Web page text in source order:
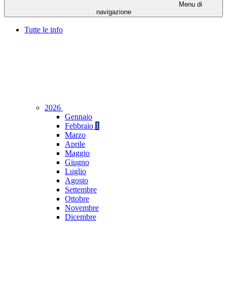
Menu di
navigazione
Tutte le info
2026
Gennaio
Febbraio 1
Marzo
Aprile
Maggio
Giugno
Luglio
Agosto
Settembre
Ottobre
Novembre
Dicembre